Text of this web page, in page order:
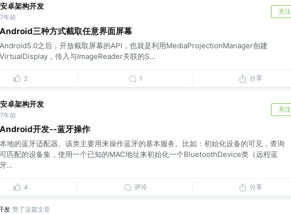
安卓架构开发
7年前
关注
Android三种方式截取任意界面屏幕
Android5.0之后，开放截取屏幕的API，也就是利用MediaProjectionManager创建
VirtualDisplay，传入与ImageReader关联的S...
2 1 分享
安卓架构开发
7年前
关注
Android开发--蓝牙操作
本地的蓝牙适配器。该类主要用来操作蓝牙的基本服务。比如：初始化设备的可见，查询
可匹配的设备集，使用一个已知的MAC地址来初始化一个BluetoothDevice类（远程蓝
牙...
4 评论 分享
发 赞了这篇文章